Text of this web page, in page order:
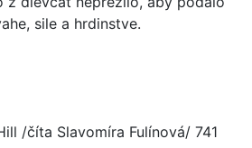
sile a hrdinstve.
/číta Slavomíra Fulínová/ 741